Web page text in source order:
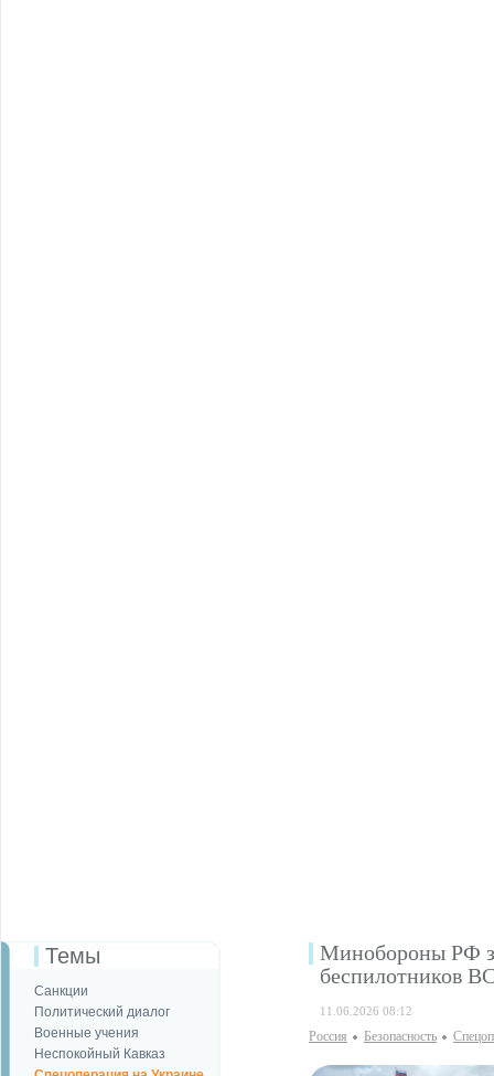
Темы
Санкции
Политический диалог
Военные учения
Неспокойный Кавказ
Минобороны РФ
беспилотников
11.06.2026 08:12
Россия Безопаcность